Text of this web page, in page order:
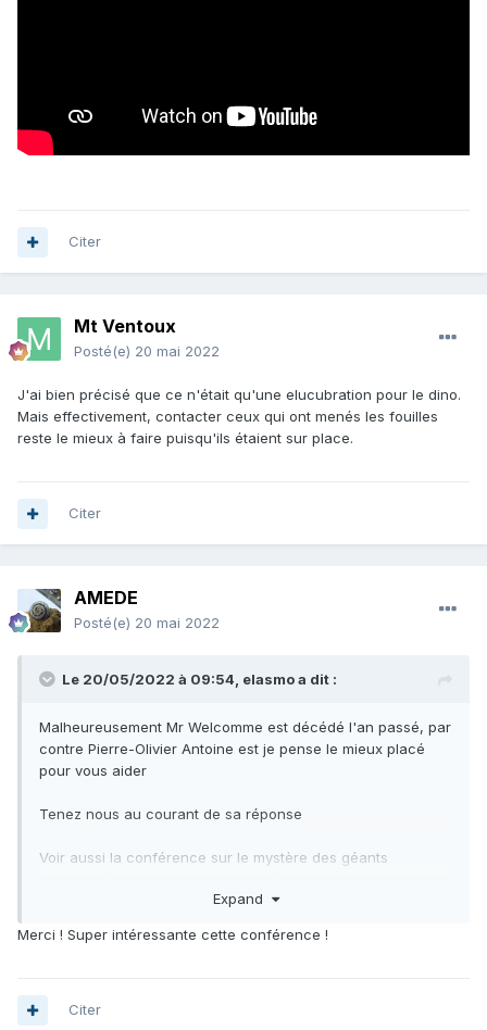
Citer
Mt Ventoux
Posté(e) 20 mai 2022
J'ai bien précisé que ce n'était qu'une elucubration pour le dino.
Mais effectivement, contacter ceux qui ont menés les fouilles
reste le mieux à faire puisqu'ils étaient sur place.
Citer
AMEDE
Posté(e) 20 mai 2022
Le 20/05/2022 à 09:54, elasmoa dit :
Malheureusement Mr Welcomme est décédé l'an passé, par
contre Pierre-Olivier Antoine est je pense le mieux placé
pour vous aider
Tenez nous au courant de sa réponse
Voir aussi la conférence sur le mystère des géants
certaine émotion l'histoire des peuples locaux qu'il avait
Expand
Merci ! Super intéressante cette conférence !
Citer